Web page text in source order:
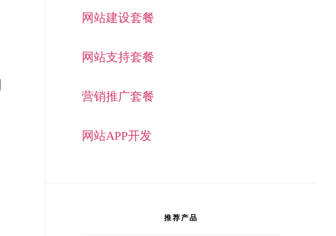
网站建设套餐
网站支持套餐
营销推广套餐
网站APP开发
推荐产品